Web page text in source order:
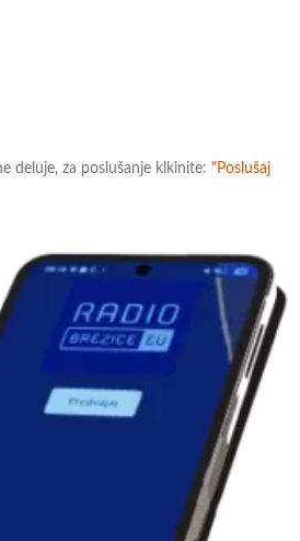
deluje, za poslušanje klkinite: "Poslušaj